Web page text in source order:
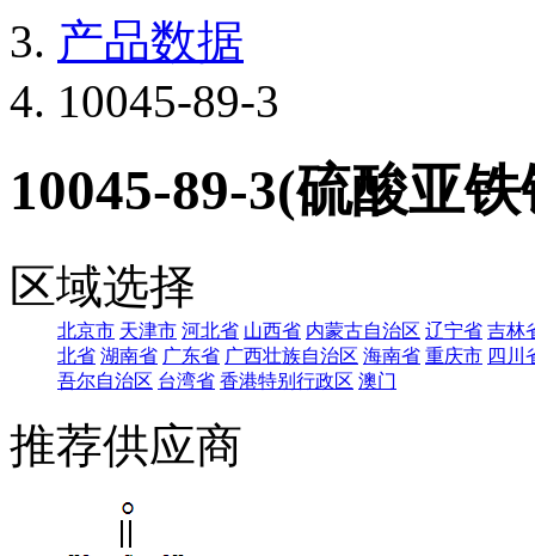
产品数据
10045-89-3
10045-89-3(硫酸亚
区域选择
北京市 天津市 河北省 山西省 内蒙古自治区 辽宁省 吉林
北省 湖南省 广东省 广西壮族自治区 海南省 重庆市 四川
吾尔自治区 台湾省 香港特别行政区 澳门
推荐供应商